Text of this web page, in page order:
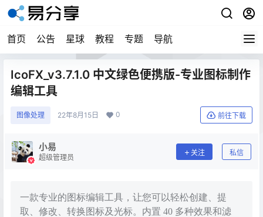
首页 公告 星球 教程 专题 导航
IcoFX_v3.7.1.0 中文绿色便携版-专业图标制作
编辑工具
图像处理 22年8月15日 0 前往下载
小易
超级管理员
关注 私信
一款专业的图标编辑工具，让您可以轻松创建、提
取、修改、转换图标及光标。内置 40 多种效果和滤